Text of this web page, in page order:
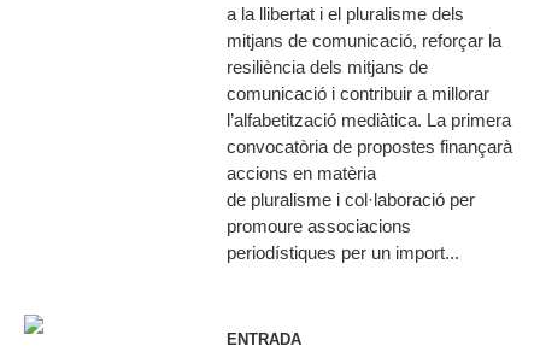
a la llibertat i el pluralisme dels
mitjans de comunicació, reforçar la
resiliència dels mitjans de
comunicació i contribuir a millorar
l’alfabetització mediàtica. La primera
convocatòria de propostes finançarà
accions en matèria
de pluralisme i col·laboració per
promoure associacions
periodístiques per un import...
ENTRADA